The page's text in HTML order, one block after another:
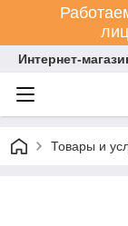
Интернет-
Товары и